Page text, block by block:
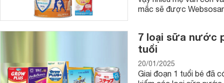
mắc sẽ được
7 loại sữa nước
tuổi
20/01/2025
Giai đoạn 1 tuổi bé đã